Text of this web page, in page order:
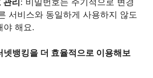
리 : 비밀번호는 주기적으로 변경
서비스와 동일하게 사용하지 않도
야 해요.
넷뱅킹을 더 효율적으로 이용해보